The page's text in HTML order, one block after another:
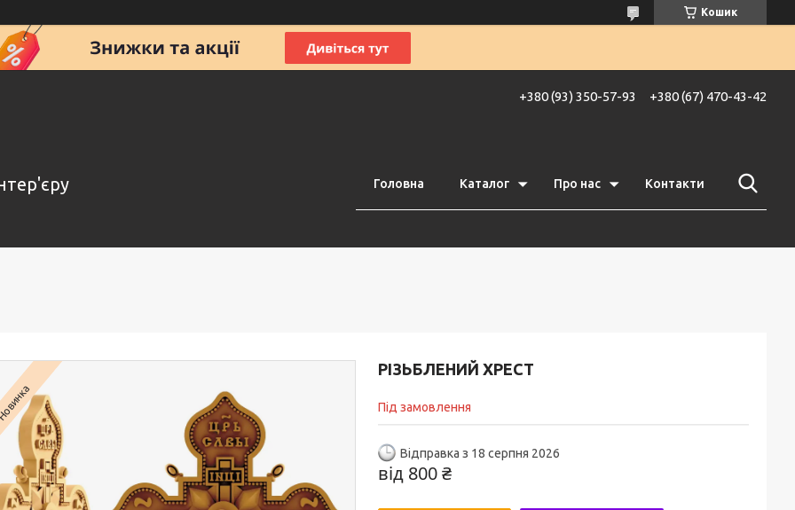
Кошик
+380 (93) 350-57-93 +380 (67) 470-43-42
Головна Каталог Про нас Контакти
РІЗЬБЛЕНИЙ ХРЕСТ
Під замовлення
Відправка з 18 серпня 2026
від 800 ₴